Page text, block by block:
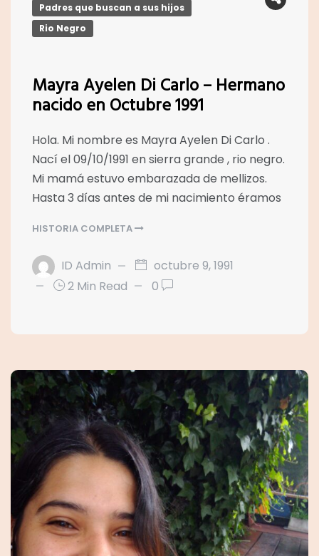
Padres que buscan a sus hijos
Rio Negro
Mayra Ayelen Di Carlo – Hermano
nacido en Octubre 1991
Hola. Mi nombre es Mayra Ayelen Di Carlo .
Nací el 09/10/1991 en sierra grande , rio negro.
Mi mamá estuvo embarazada de mellizos.
Hasta 3 días antes de mi nacimiento éramos
HISTORIA COMPLETA
ID Admin
octubre 9, 1991
2 Min Read
0